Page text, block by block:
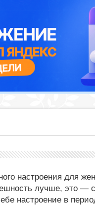
настроения для
лучше, это —
настроение в